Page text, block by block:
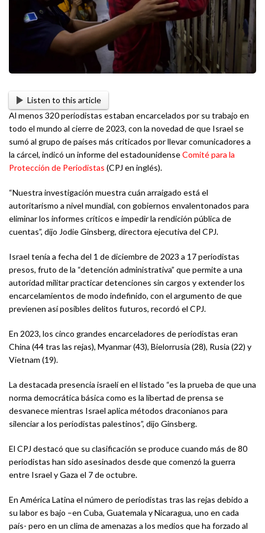
Listen to this article
Al menos 320 periodistas estaban encarcelados por su trabajo en
todo el mundo al cierre de 2023, con la novedad de que Israel se
sumó al grupo de países más criticados por llevar comunicadores a
la cárcel, indicó un informe del estadounidenseComité para la
Protección de Periodistas (CPJ en inglés).
“Nuestra investigación muestra cuán arraigado está el
autoritarismo a nivel mundial, con gobiernos envalentonados para
eliminar los informes críticos e impedir la rendición pública de
cuentas”, dijo Jodie Ginsberg, directora ejecutiva del CPJ.
Israel tenía a fecha del 1 de diciembre de 2023 a 17 periodistas
presos, fruto de la “detención administrativa” que permite a una
autoridad militar practicar detenciones sin cargos y extender los
encarcelamientos de modo indefinido, con el argumento de que
previenen así posibles delitos futuros, recordó el CPJ.
En 2023, los cinco grandes encarceladores de periodistas eran
China (44 tras las rejas), Myanmar (43), Bielorrusia (28), Rusia (22) y
Vietnam (19).
La destacada presencia israelí en el listado “es la prueba de que una
norma democrática básica como es la libertad de prensa se
desvanece mientras Israel aplica métodos draconianos para
silenciar a los periodistas palestinos”, dijo Ginsberg.
El CPJ destacó que su clasificación se produce cuando más de 80
periodistas han sido asesinados desde que comenzó la guerra
entre Israel y Gaza el 7 de octubre.
En América Latina el número de periodistas tras las rejas debido a
su labor es bajo –en Cuba, Guatemala y Nicaragua, uno en cada
país- pero en un clima de amenazas a los medios que ha forzado al